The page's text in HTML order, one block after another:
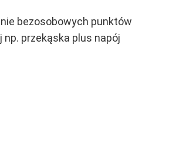
bezosobowych punktów
przekąska plus napój